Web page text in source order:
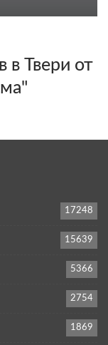
в Твери от
17248
15639
5366
2754
1869